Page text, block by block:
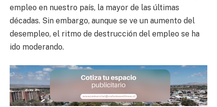
empleo en nuestro país, la mayor de las últimas
décadas. Sin embargo, aunque se ve un aumento del
desempleo, el ritmo de destrucción del empleo se ha
ido moderando.